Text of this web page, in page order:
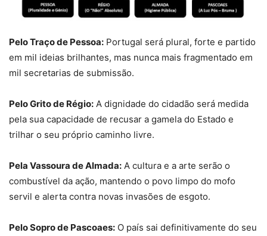
Pelo Traço de Pessoa: Portugal será plural, forte e partido
em mil ideias brilhantes, mas nunca mais fragmentado em
mil secretarias de submissão.
Pelo Grito de Régio: A dignidade do cidadão será medida
pela sua capacidade de recusar a gamela do Estado e
trilhar o seu próprio caminho livre.
Pela Vassoura de Almada: A cultura e a arte serão o
combustível da ação, mantendo o povo limpo do mofo
servil e alerta contra novas invasões de esgoto.
Pelo Sopro de Pascoaes: O país sai definitivamente do seu